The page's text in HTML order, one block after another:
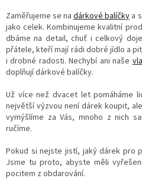
í
p
r
v
k
ý
p
i
Zaměřujeme se nadárkové balíčky a
jako celek. Kombinujeme kvalitní
dbáme na detail, chuť i celkový
přátele, kteří mají rádi dobré jídlo a
i drobné radosti. Nechybí ani naše
doplňují dárkové balíčky.
Už více než dvacet let pomáháme
největší výzvou není dárek koupit,
vymýšlíme za Vás, mnoho z nich
ručíme.
Pokud si nejste jistí, jaký dárek pro
Jsme tu proto, abyste měli
pocitem z obdarování.